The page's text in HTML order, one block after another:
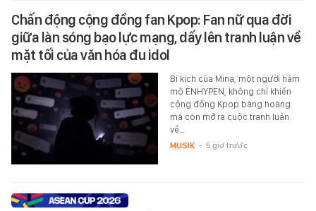
Chấn động cộng đồng fan Kpop: Fan nữ qua đời
giữa làn sóng bạo lực mạng, dấy lên tranh luận về
mặt tối của văn hóa đu idol
Bi kịch của Mina, một người hâm
mộ ENHYPEN, không chỉ khiến
cộng đồng Kpop bàng hoàng
mà còn mở ra cuộc tranh luận
về…
MUSIK - 5 giờ trước